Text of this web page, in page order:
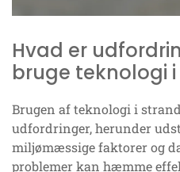
Hvad er
bruge teknologi
Brugen af teknologi i
udfordringer, herunder
miljømæssige faktorer og
problemer kan hæmme